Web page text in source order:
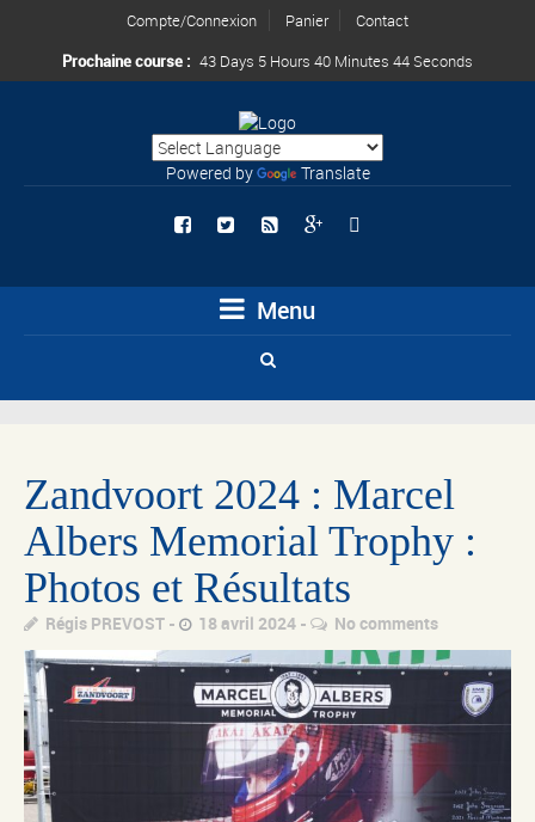
Compte/Connexion Panier
Contact
Prochaine course : 43 Days 5 Hours 40 Minutes 44 Seconds
Powered by Translate
Menu
Zandvoort 2024 : Marcel
Albers Memorial Trophy :
Photos et Résultats
Régis PREVOST 18 avril 2024 No comments